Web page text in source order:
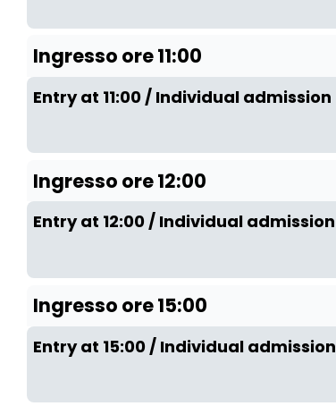
Ingresso ore 11:00
Entry at 11:00 / Individual admission
Ingresso ore 12:00
Entry at 12:00 / Individual admission
Ingresso ore 15:00
Entry at 15:00 / Individual admission